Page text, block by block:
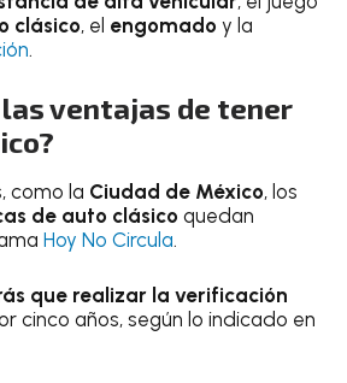
clásico, el engomadoy la
.
las ventajas de tener
como la Ciudad de México, los
de auto clásico quedan
Hoy No Circula.
que realizar la verificación
cinco años, según lo indicado en